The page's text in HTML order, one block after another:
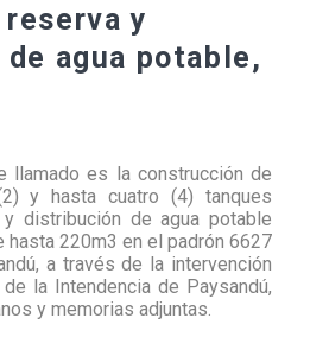
y
agua potable,
llamado es la construcción de
y hasta cuatro (4) tanques
distribución de agua potable
hasta 220m3 en el padrón 6627
a través de la intervención
la Intendencia de Paysandú,
y memorias adjuntas.